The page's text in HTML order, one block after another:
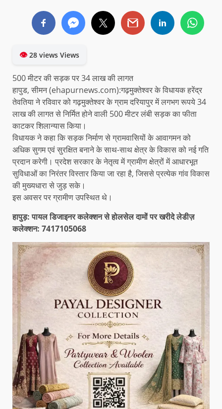
👁28 views Views
500 मीटर की सड़क पर 34 लाख की लागत
हापुड, सीमन (ehapurnews.com):गढ़मुक्तेश्वर के विधायक हरेंद्र
तेवतिया ने रविवार को गढ़मुक्तेश्वर के ग्राम दरियापुर में लगभग रूपये 34
लाख की लागत से निर्मित होने वाली 500 मीटर लंबी सड़क का फीता
काटकर शिलान्यास किया।
विधायक ने कहा कि सड़क निर्माण से ग्रामवासियों के आवागमन को
अधिक सुगम एवं सुरक्षित बनाने के साथ-साथ क्षेत्र के विकास को नई गति
प्रदान करेगी। प्रदेश सरकार के नेतृत्व में ग्रामीण क्षेत्रों में आधारभूत
सुविधाओं का निरंतर विस्तार किया जा रहा है, जिससे प्रत्येक गांव विकास
की मुख्यधारा से जुड़ सके।
इस अवसर पर ग्रामीण उपस्थित थे।
हापुड़: पायल डिजाइनर कलेक्शन से होलसेल दामों पर खरीदे लेडीज़
कलेक्शन: 7417105068